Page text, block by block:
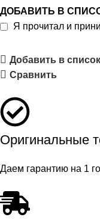
ДОБАВИТЬ В
Я прочитал и
Добавить в
Сравнить
Оригинальные
Даем гарантию на 1